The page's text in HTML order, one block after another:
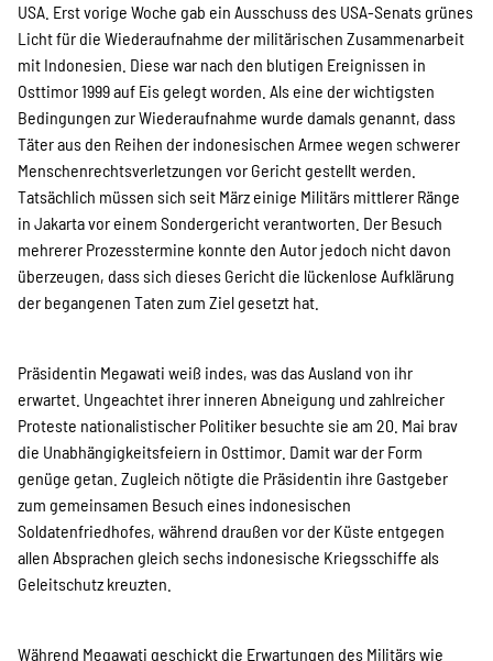
USA. Erst vorige Woche gab ein Ausschuss des USA-Senats grünes
Licht für die Wiederaufnahme der militärischen Zusammenarbeit
mit Indonesien. Diese war nach den blutigen Ereignissen in
Osttimor 1999 auf Eis gelegt worden. Als eine der wichtigsten
Bedingungen zur Wiederaufnahme wurde damals genannt, dass
Täter aus den Reihen der indonesischen Armee wegen schwerer
Menschenrechtsverletzungen vor Gericht gestellt werden.
Tatsächlich müssen sich seit März einige Militärs mittlerer Ränge
in Jakarta vor einem Sondergericht verantworten. Der Besuch
mehrerer Prozesstermine konnte den Autor jedoch nicht davon
überzeugen, dass sich dieses Gericht die lückenlose Aufklärung
der begangenen Taten zum Ziel gesetzt hat.
Präsidentin Megawati weiß indes, was das Ausland von ihr
erwartet. Ungeachtet ihrer inneren Abneigung und zahlreicher
Proteste nationalistischer Politiker besuchte sie am 20. Mai brav
die Unabhängigkeitsfeiern in Osttimor. Damit war der Form
genüge getan. Zugleich nötigte die Präsidentin ihre Gastgeber
zum gemeinsamen Besuch eines indonesischen
Soldatenfriedhofes, während draußen vor der Küste entgegen
allen Absprachen gleich sechs indonesische Kriegsschiffe als
Geleitschutz kreuzten.
Während Megawati geschickt die Erwartungen des Militärs wie